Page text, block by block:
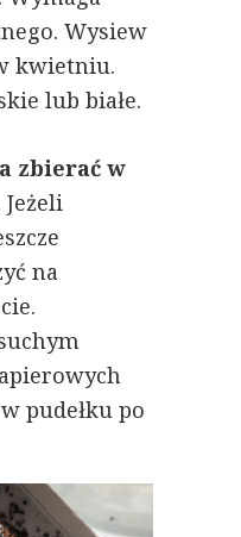
Wysiew
kwietniu.
lub białe.
zbierać w
Jeżeli
na
pudełku po